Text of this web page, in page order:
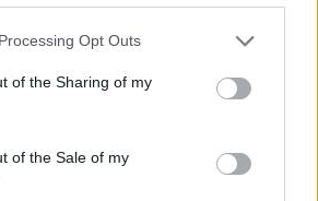
Opt Outs
of the Sharing of my
of the Sale of my